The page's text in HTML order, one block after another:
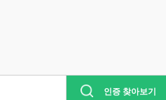
인증 찾아보기